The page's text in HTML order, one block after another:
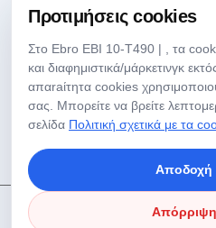
Ώρες Λειτουργίας
Ημέρες Εργασίας
Σάββατο
Copyright © 2025 Köseoğlu Lab
Προτιμήσεις cookies
Στο Ebro EBI 10-T490 | , τα
και διαφημιστικά/μάρκετινγκ
απαraίτητα cookies
σας. Μπορείτε να βρείτε
σελίδα Πολιτική σχετικά με τα
Αποδοχή